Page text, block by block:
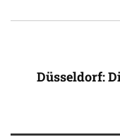
Düsseldorf: